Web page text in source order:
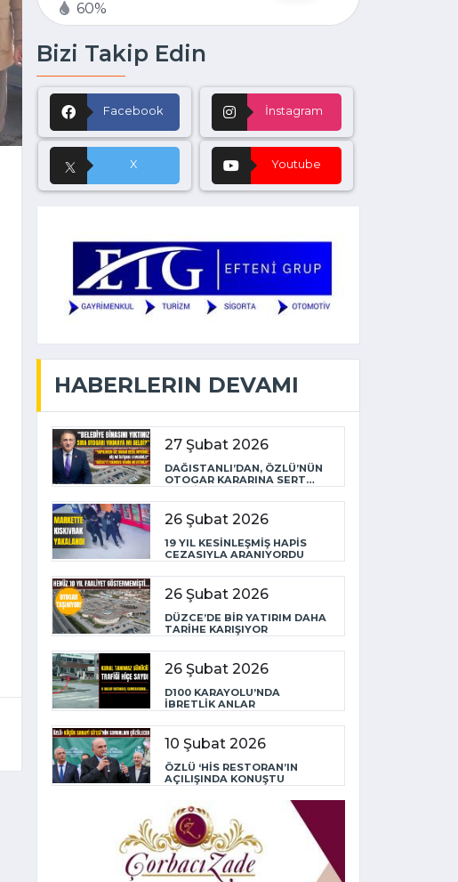
60%
Bizi Takip Edin
Facebook İnstagram
X Youtube
HABERLERIN DEVAMI
27 Şubat 2026
DAĞISTANLI’DAN, ÖZLÜ’NÜN
OTOGAR KARARINA SERT
TEPKİ
26 Şubat 2026
19 YIL KESİNLEŞMİŞ HAPİS
CEZASIYLA ARANIYORDU
26 Şubat 2026
DÜZCE’DE BİR YATIRIM DAHA
TARİHE KARIŞIYOR
26 Şubat 2026
D100 KARAYOLU’NDA
İBRETLİK ANLAR
10 Şubat 2026
ÖZLÜ ‘HİS RESTORAN’IN
AÇILIŞINDA KONUŞTU